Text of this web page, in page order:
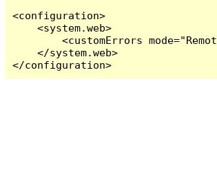
<configuration>
    <system.web>
<customErrors
    </system.web>
</configuration>